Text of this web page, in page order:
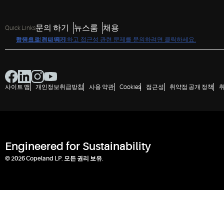
접근성 정책을 확인하고 접근성 관련 문제를 문의하려면 클릭하세요.
탐색으로 건너뛰기
콘텐츠로 건너뛰기
검색으로 건너뛰기
Quick Links문의 하기 뉴스룸 채용
사이트 맵 개인정보취급방침 사용 약관 Cookies 접근성 취약점 공개 정책
Engineered for Sustainability
© 2026 Copeland LP. 모든 권리 보유.